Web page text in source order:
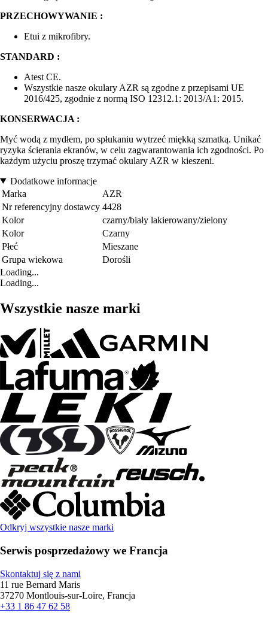
PRZECHOWYWANIE :
Etui z mikrofibry.
STANDARD :
Atest CE.
Wszystkie nasze okulary AZR są zgodne z przepisami UE
2016/425, zgodnie z normą ISO 12312.1: 2013/A1: 2015.
KONSERWACJA :
Myć wodą z mydłem, po spłukaniu wytrzeć miękką szmatką. Unikać
ryzyka ścierania ekranów, w celu zagwarantowania ich zgodności. Po
każdym użyciu proszę trzymać okulary AZR w kieszeni.
Dodatkowe informacje
Marka
AZR
Nr referencyjny dostawcy 4428
Kolor
czarny/biały lakierowany/zielony
Kolor
Czarny
Płeć
Mieszane
Grupa wiekowa
Dorośli
Loading...
Loading...
Wszystkie nasze marki
Odkryj wszystkie nasze marki
Serwis posprzedażowy we Francja
Skontaktuj się z nami
11 rue Bernard Maris
37270 Montlouis-sur-Loire, Francja
+33 1 86 47 62 58